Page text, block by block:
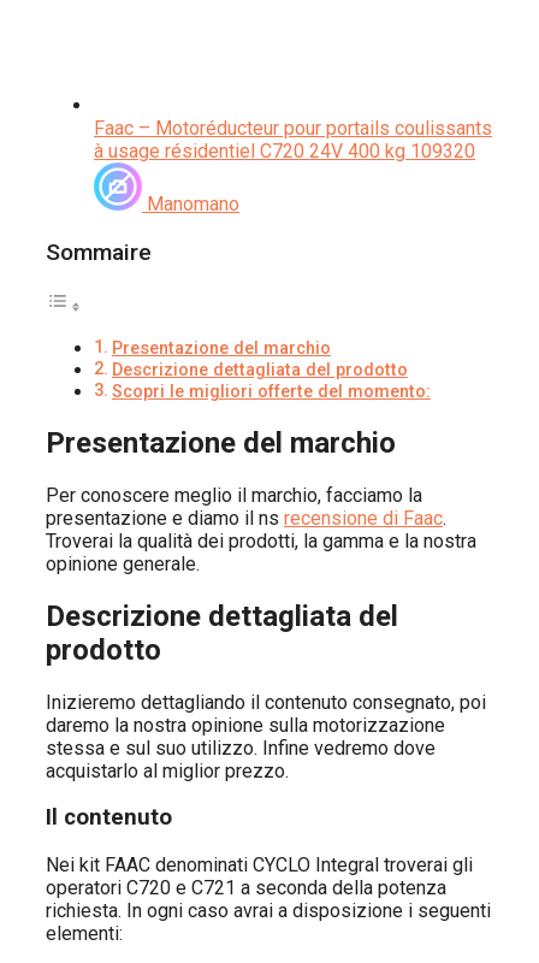
Faac – Motoréducteur pour portails coulissants
à usage résidentiel C720 24V 400 kg 109320
Manomano
Sommaire
Presentazione del marchio
Descrizione dettagliata del prodotto
Scopri le migliori offerte del momento:
Presentazione del marchio
Per conoscere meglio il marchio, facciamo la
presentazione e diamo il ns recensione di Faac.
Troverai la qualità dei prodotti, la gamma e la nostra
opinione generale.
Descrizione dettagliata del
prodotto
Inizieremo dettagliando il contenuto consegnato, poi
daremo la nostra opinione sulla motorizzazione
stessa e sul suo utilizzo. Infine vedremo dove
acquistarlo al miglior prezzo.
Il contenuto
Nei kit FAAC denominati CYCLO Integral troverai gli
operatori C720 e C721 a seconda della potenza
richiesta. In ogni caso avrai a disposizione i seguenti
elementi: